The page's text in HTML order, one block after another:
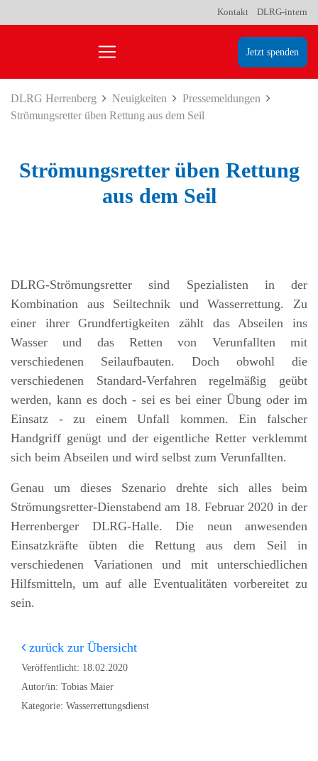
Kontakt DLRG-intern
Jetzt spenden
DLRG Herrenberg Neuigkeiten
Pressemeldungen
Strömungsretter üben Rettung aus dem Seil
Strömungsretter üben Rettung
aus dem Seil
DLRG-Strömungsretter sind Spezialisten in der
Kombination aus Seiltechnik und Wasserrettung. Zu
einer ihrer Grundfertigkeiten zählt das Abseilen ins
Wasser und das Retten von Verunfallten mit
verschiedenen Seilaufbauten. Doch obwohl die
verschiedenen Standard-Verfahren regelmäßig geübt
werden, kann es doch - sei es bei einer Übung oder im
Einsatz - zu einem Unfall kommen. Ein falscher
Handgriff genügt und der eigentliche Retter verklemmt
sich beim Abseilen und wird selbst zum Verunfallten.
Genau um dieses Szenario drehte sich alles beim
Strömungsretter-Dienstabend am 18. Februar 2020 in der
Herrenberger DLRG-Halle. Die neun anwesenden
Einsatzkräfte übten die Rettung aus dem Seil in
verschiedenen Variationen und mit unterschiedlichen
Hilfsmitteln, um auf alle Eventualitäten vorbereitet zu
sein.
zurück zur Übersicht
Veröffentlicht: 18.02.2020
Autor/in: Tobias Maier
Kategorie: Wasserrettungsdienst